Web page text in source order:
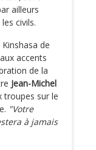
ailleurs
civils.
de
accents
de la
Jean-Michel
troupes sur le
"Votre
à jamais